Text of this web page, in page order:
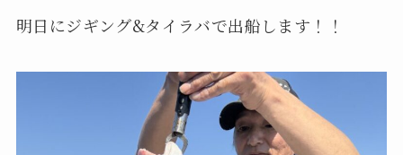
明日にジギング&タイラバで出船します！！